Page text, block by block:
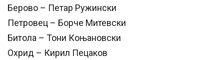
Берово – Петар Ружински
Петровец – Борче Митевски
Битола – Тони Коњановски
Охрид – Кирил Пецаков